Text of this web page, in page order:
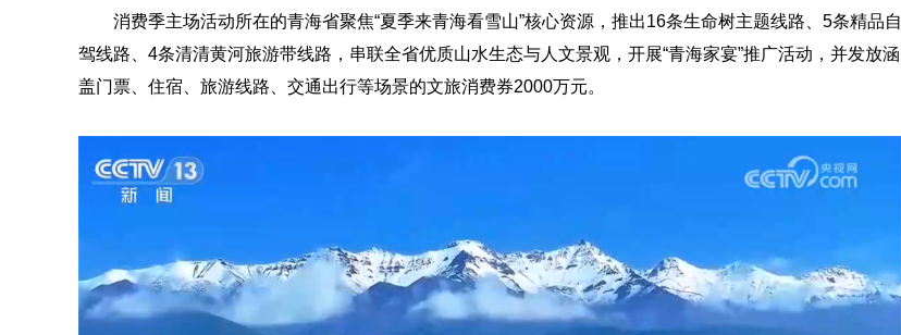
消费季主场活动所在的青海省聚焦“夏季来青海看雪山”核心资源，推出16条生命树主题线路、5条精品自
驾线路、4条清清黄河旅游带线路，串联全省优质山水生态与人文景观，开展“青海家宴”推广活动，并发放涵
盖门票、住宿、旅游线路、交通出行等场景的文旅消费券2000万元。